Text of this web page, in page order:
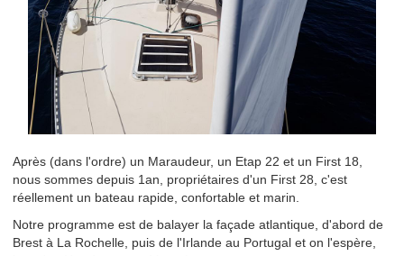
Après (dans l'ordre) un Maraudeur, un Etap 22 et un First 18,
nous sommes depuis 1an, propriétaires d'un First 28, c'est
réellement un bateau rapide, confortable et marin.
Notre programme est de balayer la façade atlantique, d'abord de
Brest à La Rochelle, puis de l'Irlande au Portugal et on l'espère,